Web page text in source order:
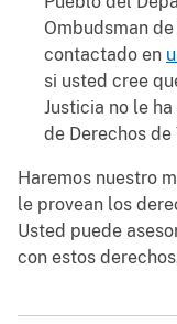
Ombudsman
contactado en
si usted cree
Justicia no le
de Derechos
Haremos nuestro
le provean los
Usted puede
con estos